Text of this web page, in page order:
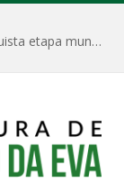
Escola Municipal Divino Espírito Santo conquista etapa municipal da V Feira Amazonense de Matemática